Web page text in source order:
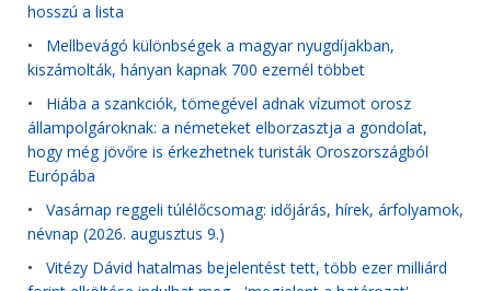
hosszú a lista
• Mellbevágó különbségek a magyar nyugdíjakban,
kiszámolták, hányan kapnak 700 ezernél többet
• Hiába a szankciók, tömegével adnak vízumot orosz
állampolgároknak: a németeket elborzasztja a gondolat,
hogy még jövőre is érkezhetnek turisták Oroszországból
Európába
• Vasárnap reggeli túlélőcsomag: időjárás, hírek, árfolyamok,
névnap (2026. augusztus 9.)
• Vitézy Dávid hatalmas bejelentést tett, több ezer milliárd